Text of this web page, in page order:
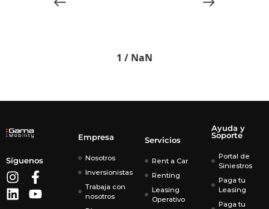
1 / NaN
Síguenos
Empresa
Nosotros
Inversionistas
Trabaja con
nosotros
Servicios
Rent a Car
Renting
Leasing
Operativo
Ayuda y
Soporte
Portal de
Siniestros
Paga tu
Leasing
Paga tu